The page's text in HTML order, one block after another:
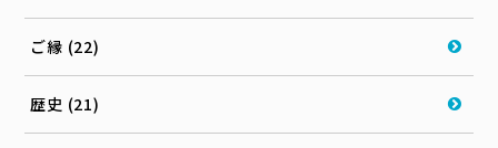
ご縁 (22)
歴史 (21)